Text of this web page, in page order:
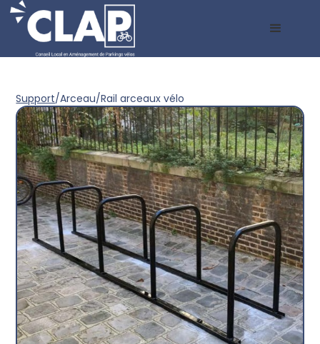
Support/Arceau/Rail arceaux vélo